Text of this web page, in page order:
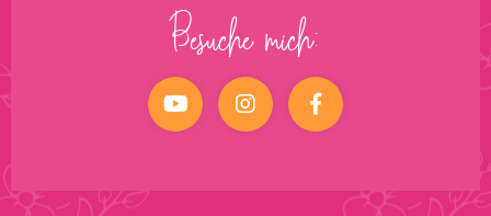
Besuche mich:
YouTube Instagramfacebook